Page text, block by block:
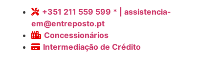
+351 211 559 599 * | assistencia-
em@entreposto.pt
Concessionários
Intermediação de Crédito